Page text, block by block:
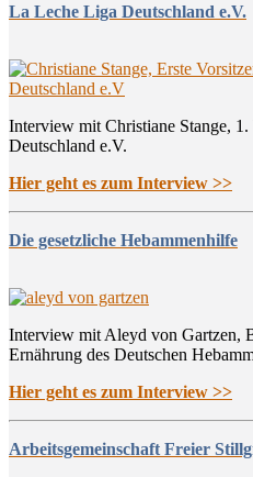
La Leche Liga Deutschland e.V.
Interview mit Christiane Stange,
Deutschland e.V.
Hier geht es zum Interview >>
Die gesetzliche Hebammenhilfe
Interview mit Aleyd von Gartzen,
Ernährung des Deutschen
Hier geht es zum Interview >>
Arbeitsgemeinschaft Freier